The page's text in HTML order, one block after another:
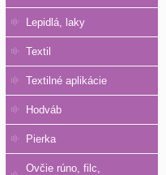
Lepidlá, laky
Textil
Textilné aplikácie
Hodváb
Pierka
Ovčie rúno, filc,